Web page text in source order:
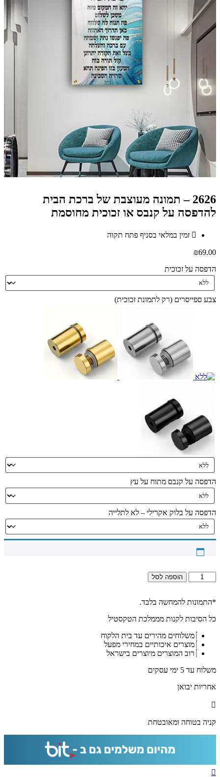
2626 – תמונה מעוצבת של ברכת הבית
להדפסה על קנבס או זכוכית מחוסמת
זמין במלאי בסניף פתח תקוה
₪69.00
הדפסה על זכוכית
צבע ספייסרים (רק לתמונת זכוכית)
הדפסה על קנבס מתוח על עץ
הדפסה על בלוק אקרילי – לא לתלייה
כמות
של
-
מעוצבת
ברכת
הבית
להדפסה
קנבס
זכוכית
הוספה לסל
*התמונות להמחשה בלבד.
כל הסיבות לקנות מממלכת הטקסטיל
משלוחים מהירים עד בית הלקוח
מוצרים איכותיים במחירי מפעל
רוב המוצרים מיוצרים בישראל
משלוח עד 5 ימי עסקים
אחריות יבואן
קניה בטוחה ומאובטחת